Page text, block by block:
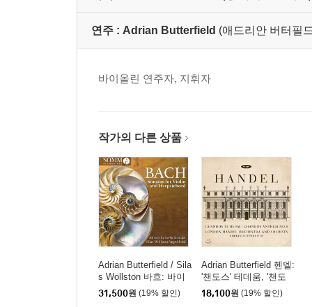
연주 : Adrian Butterfield (애드리안 버터필
바이올린 연주자, 지휘자
작가의 다른 상품
Adrian Butterfield / Sila
s Wollston 바흐: 바이
올린과 하프시코드를
위한 소나타 (Bach: So
31,500원 (19% 할인)
Adrian Butterfield 헨델:
'챈도스' 테데움, '챈도
스' 앤섬 8번 (Handel: C
handos Te Deum, Cha
18,100원 (19% 할인)